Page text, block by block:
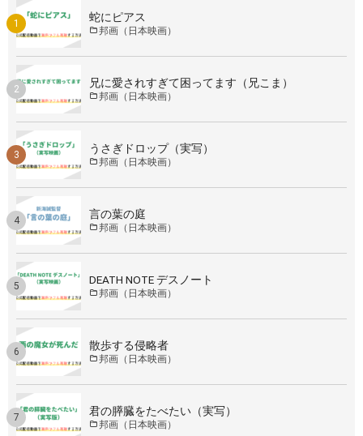
蛇にピアス
邦画（日本映画）
兄に愛されすぎて困ってます（兄こま）
邦画（日本映画）
うさぎドロップ（実写）
邦画（日本映画）
言の葉の庭
邦画（日本映画）
DEATH NOTE デスノート
邦画（日本映画）
散歩する侵略者
邦画（日本映画）
君の膵臓をたべたい（実写）
邦画（日本映画）